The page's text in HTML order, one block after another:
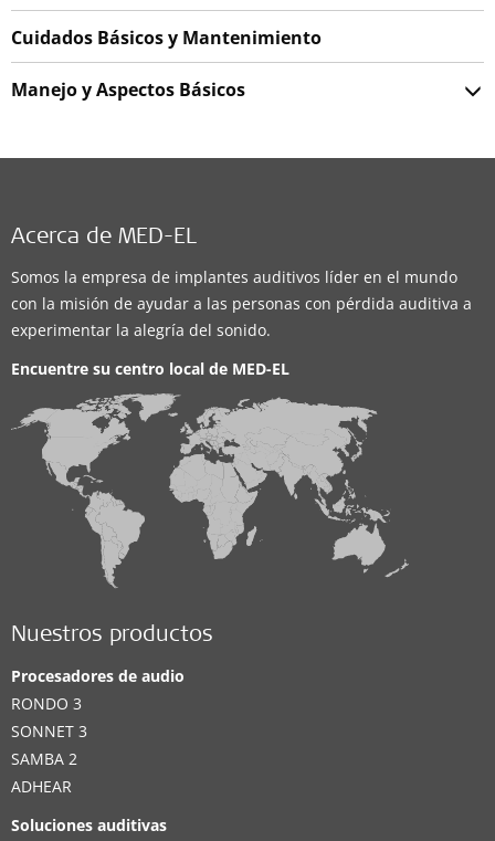
Cuidados Básicos y Mantenimiento
Manejo y Aspectos Básicos
Acerca de MED-EL
Somos la empresa de implantes auditivos líder en el mundo
con la misión de ayudar a las personas con pérdida auditiva a
experimentar la alegría del sonido.
Encuentre su centro local de MED-EL
Nuestros productos
Procesadores de audio
RONDO 3
SONNET 3
SAMBA 2
ADHEAR
Soluciones auditivas